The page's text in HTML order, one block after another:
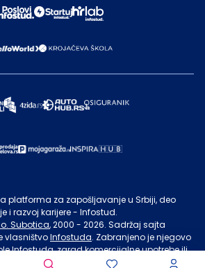
platforma za zapošljavanje u Srbiji, deo
i razvoj karijere - Infostud.
Subotica, 2000 - 2026. Sadržaj sajta
vlasništvoInfostuda. Zabranjeno je njegovo
Infostuda, zarad komercijalne upotrebe ili
lične potrebe posetilaca sajta.